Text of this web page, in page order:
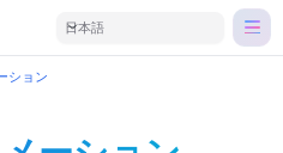
日本語
ション